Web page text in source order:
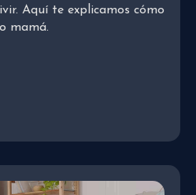
Aquí te explicamos cómo
mamá.